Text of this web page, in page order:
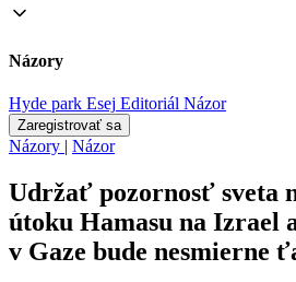
Názory
Hyde park Esej Editoriál Názor
Zaregistrovať sa
Názory | Názor
Udržať pozornosť sveta
útoku Hamasu na Izrael
v Gaze bude nesmierne